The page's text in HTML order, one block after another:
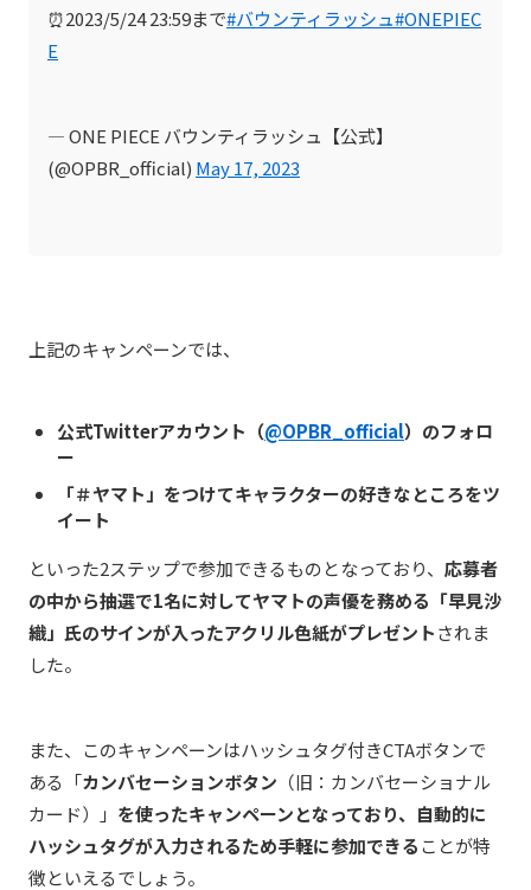
⏰2023/5/24 23:59まで#バウンティラッシュ#ONEPIEC
E
— ONE PIECE バウンティラッシュ【公式】
(@OPBR_official) May 17, 2023
上記のキャンペーンでは、
公式Twitterアカウント（@OPBR_official）のフォロ
ー
「＃ヤマト」をつけてキャラクターの好きなところをツ
イート
といった2ステップで参加できるものとなっており、 応募者
の中から抽選で1名に対してヤマトの声優を務める「早見沙
織」氏のサインが入ったアクリル色紙がプレゼントされま
した。
また、このキャンペーンはハッシュタグ付きCTAボタンで
ある「カンバセーションボタン （旧：カンバセーショナル
カード）」 を使ったキャンペーンとなっており、自動的に
ハッシュタグが入力されるため手軽に参加できることが特
徴といえるでしょう。